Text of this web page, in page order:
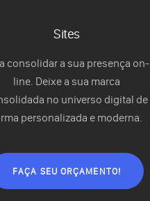
Sites
consolidar a sua presença on-
line. Deixe a sua marca
no universo digital de
personalizada e moderna.
FAÇA SEU ORÇAMENTO!